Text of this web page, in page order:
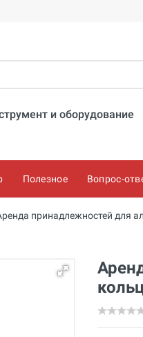
и оборудование
Полезное Вопрос-
принадлежностей для